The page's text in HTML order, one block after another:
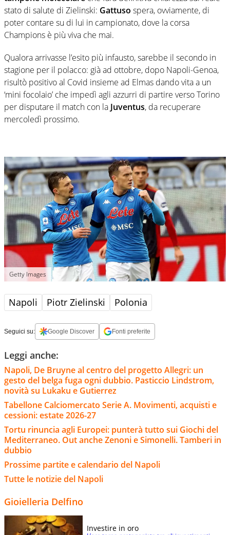
stato di salute di Zielinski: Gattuso spera, ovviamente, di
poter contare su di lui in campionato, dove la corsa
Champions è più viva che mai.
Qualora arrivasse l’esito più infausto, sarebbe il secondo in
stagione per il polacco: già ad ottobre, dopo Napoli-Genoa,
risultò positivo al Covid insieme ad Elmas dando vita a un
‘mini focolaio’ che impedì agli azzurri di partire verso Torino
per disputare il match con la Juventus, da recuperare
mercoledì prossimo.
Getty Images
Napoli Piotr Zielinski Polonia
Seguici su: Google Discover Fonti preferite
Leggi anche:
Napoli, De Bruyne al centro del progetto Allegri: un
gesto del belga fuga ogni dubbio. Pasticcio Lindstrom,
novità su Lukaku e Gutierrez
Tabellone Calciomercato Serie A. Movimenti, acquisti e
cessioni: estate 2026-27
Tortu rinuncia agli Europei: punterà tutto sui Giochi del
Mediterraneo. Out anche Zenoni e Simonelli. Tamberi in
dubbio
Prossime partite e calendario del Napoli
Tutte le notizie del Napoli
Gioielleria Delfino
Investire in oro